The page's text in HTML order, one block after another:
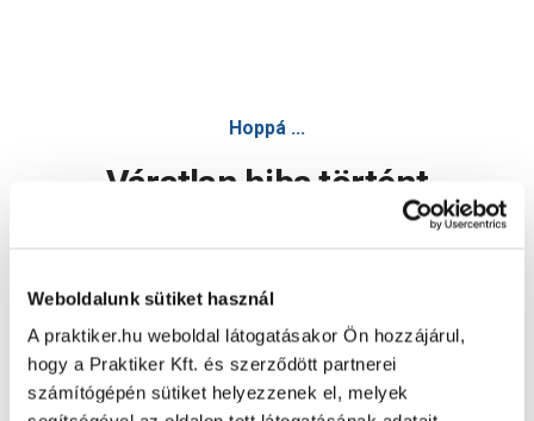
Weboldalunk sütiket használ
A praktiker.hu weboldal látogatásakor Ön hozzájárul,
hogy a Praktiker Kft. és szerződött partnerei
számítógépén sütiket helyezzenek el, melyek
Hoppá ...
Váratlan hiba történt
Oldal újratöltése